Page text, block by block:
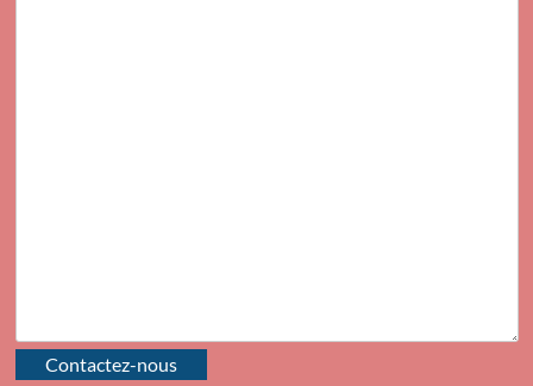
Contactez-nous